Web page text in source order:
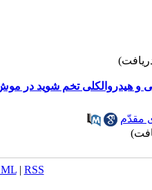
و هیدروالکلی تخم شوید در
مقدّم
| RSS